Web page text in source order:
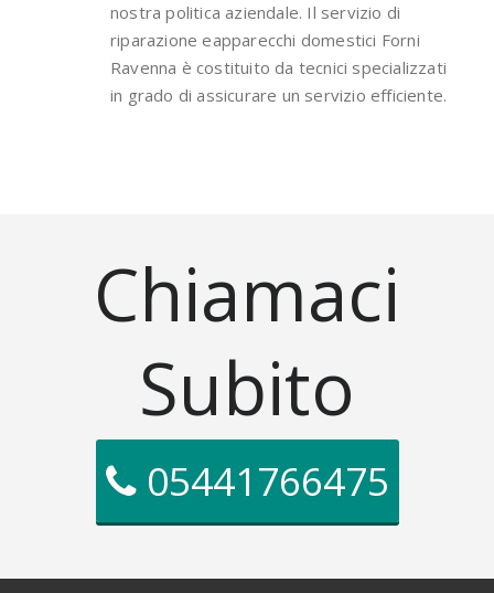
nostra politica aziendale. Il servizio di
riparazione eapparecchi domestici Forni
Ravenna è costituito da tecnici specializzati
in grado di assicurare un servizio efficiente.
Chiamaci
Subito
05441766475